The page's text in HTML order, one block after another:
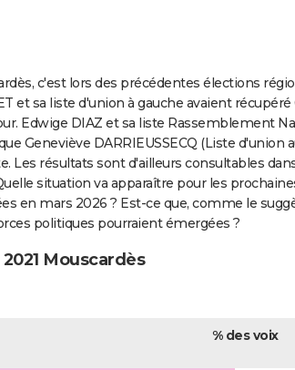
c'est lors des précédentes élections
et sa liste d'union à gauche avaient récupéré
Edwige DIAZ et sa liste Rassemblement
Geneviève DARRIEUSSECQ (Liste d'union
Les résultats sont d'ailleurs consultables
situation va apparaître pour les
en mars 2026 ? Est-ce que, comme le
politiques pourraient émergées ?
Mouscardès
% des voix